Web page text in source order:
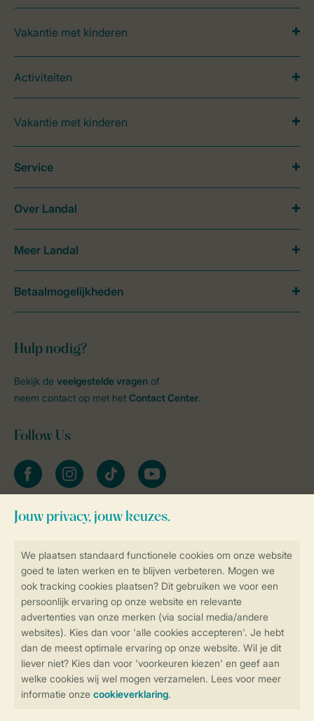
Controle over jouw gegevens &
Veilig en snel online boeken
Veilige gegevensoverdracht
Veilige betaling
Vakantie met kinderen
Activiteiten
Vakantie met kinderen
Hulp nodig?
Bekijk de veelgestelde vragen of
neem contact op met het Contact Center.
Follow Us
facebookinstagramtiktok youtube
Blijf op de hoogte
Service
Over Landal
Meer Landal
Betaalmogelijkheden